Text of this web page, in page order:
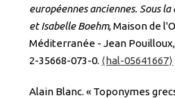
européennes anciennes. Sous
et Isabelle Boehm, Maison de
Méditerranée - Jean Pouilloux,
2-35668-073-0. ⟨hal-05641667⟩
Alain Blanc. « Toponymes